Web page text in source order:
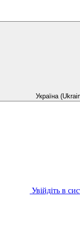
Україна
Увійдіть в